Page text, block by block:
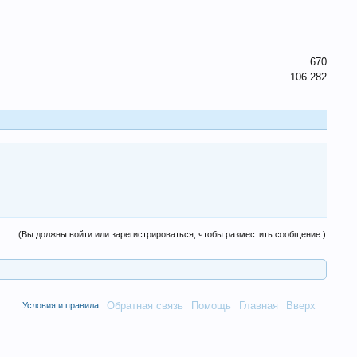
670
106.282
(Вы должны войти или зарегистрироваться, чтобы разместить сообщение.)
Обратная связь Помощь Главная Вверх
Условия и правила